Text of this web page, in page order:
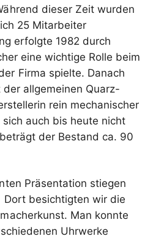
dieser Zeit wurden
25 Mitarbeiter
erfolgte 1982 durch
eine wichtige Rolle beim
Firma spielte. Danach
allgemeinen Quarz-
rein mechanischer
auch bis heute nicht
der Bestand ca. 90
Präsentation stiegen
Dort besichtigten wir die
Man konnte
Uhrwerke